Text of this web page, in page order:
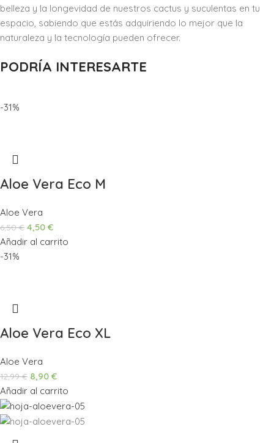
belleza y la longevidad de nuestros cactus y suculentas en tu
espacio, sabiendo que estás adquiriendo lo mejor que la
naturaleza y la tecnología pueden ofrecer.
PODRÍA INTERESARTE
-31%
Aloe Vera Eco M
Aloe Vera
6,50€ 4,50 €
Añadir al carrito
-31%
Aloe Vera Eco XL
Aloe Vera
12,99€ 8,90 €
Añadir al carrito